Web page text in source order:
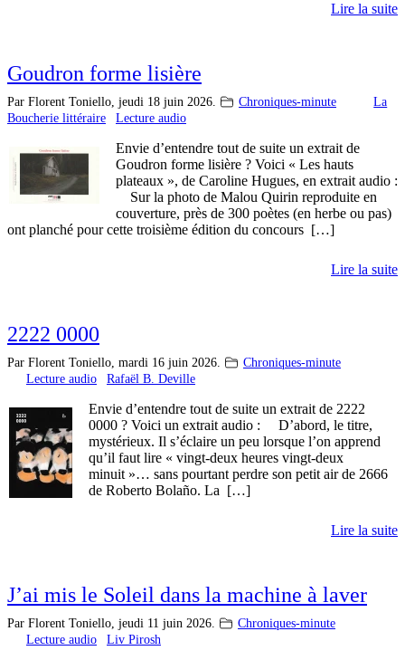
Lire la suite
Goudron forme lisière
Par Florent Toniello, jeudi 18 juin 2026. Chroniques-minute
La
Boucherie littéraire
Lecture audio
Envie d’entendre tout de suite un extrait de
Goudron forme lisière ? Voici « Les hauts
plateaux », de Caroline Hugues, en extrait audio :
Sur la photo de Malou Quirin reproduite en
couverture, près de 300 poètes (en herbe ou pas)
ont planché pour cette troisième édition du concours […]
Lire la suite
2222 0000
Par Florent Toniello, mardi 16 juin 2026.
Chroniques-minute
Lecture audio
Rafaël B. Deville
Envie d’entendre tout de suite un extrait de 2222
0000 ? Voici un extrait audio : D’abord, le titre,
mystérieux. Il s’éclaire un peu lorsque l’on apprend
qu’il faut lire « vingt-deux heures vingt-deux
minuit »… sans pourtant perdre son petit air de 2666
de Roberto Bolaño. La […]
Lire la suite
J’ai mis le Soleil dans la machine à laver
Par Florent Toniello, jeudi 11 juin 2026.
Chroniques-minute
Lecture audio
Liv Pirosh